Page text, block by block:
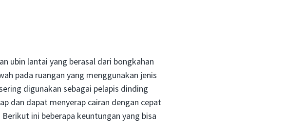
ubin lantai yang berasal dari bongkahan
pada ruangan yang menggunakan jenis
digunakan sebagai pelapis dinding
dan dapat menyerap cairan dengan cepat
ini beberapa keuntungan yang bisa